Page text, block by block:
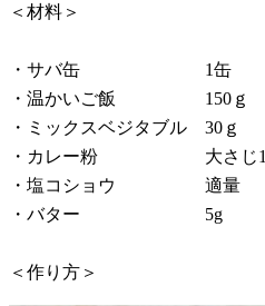
＜材料＞
・サバ缶 1缶
・温かいご飯 150ｇ
・ミックスベジタブル 30ｇ
・カレー粉 大さじ1
・塩コショウ 適量
・バター 5g
＜作り方＞